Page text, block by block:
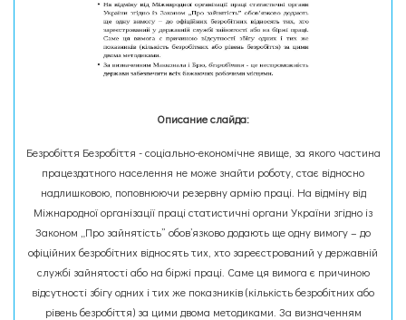
Описание слайда:
Безробіття Безробіття - соціально-економічне явище, за якого частина
пра­цездатного населення не може знайти роботу, стає відносно
надлишковою, поповнюючи резервну армію праці. На відміну від
Міжнародної організації праці статистичні органи України згідно із
Законом „Про зайнятість” обов’язково додають ще одну вимогу – до
офіційних безробітних відносять тих, хто зареєстрований у державній
службі зайнятості або на біржі праці. Саме ця вимога є причиною
відсутності збігу одних і тих же показників (кількість безробітних або
рівень безробіття) за цими двома методиками. За визначенням